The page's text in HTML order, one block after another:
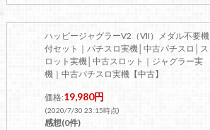
ハッピージャグラーV2（VII）メダル不要機
付セット｜パチスロ実機│中古パチスロ│ス
ロット実機│中古スロット｜ジャグラー実
機｜中古パチスロ実機【中古】
価格:19,980円
(2020/7/30 23:15時点)
感想(0件)